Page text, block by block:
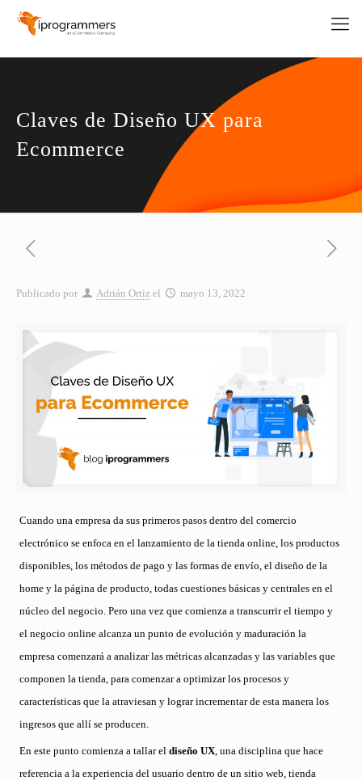
Claves de Diseño UX para
Ecommerce
Publicado por Adrián Ortiz el mayo 13, 2022
Cuando una empresa da sus primeros pasos dentro del comercio
electrónico se enfoca en el lanzamiento de la tienda online, los productos
disponibles, los métodos de pago y las formas de envío, el diseño de la
home y la página de producto, todas cuestiones básicas y centrales en el
núcleo del negocio. Pero una vez que comienza a transcurrir el tiempo y
el negocio online alcanza un punto de evolución y maduración la
empresa comenzará a analizar las métricas alcanzadas y las variables que
componen la tienda, para comenzar a optimizar los procesos y
características que la atraviesan y lograr incrementar de esta manera los
ingresos que allí se producen.
En este punto comienza a tallar eldiseño UX, una disciplina que hace
referencia a la experiencia del usuario dentro de un sitio web, tienda